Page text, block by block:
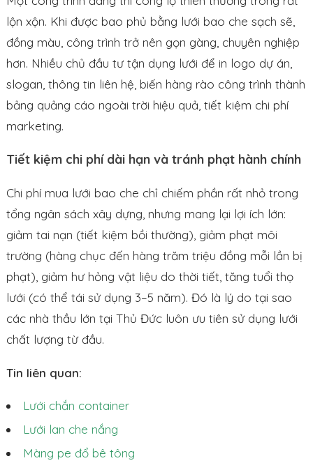
lộn xộn. Khi được bao phủ bằng lưới bao che sạch sẽ,
đồng màu, công trình trở nên gọn gàng, chuyên nghiệp
hơn. Nhiều chủ đầu tư tận dụng lưới để in logo dự án,
slogan, thông tin liên hệ, biến hàng rào công trình thành
bảng quảng cáo ngoài trời hiệu quả, tiết kiệm chi phí
marketing.
Tiết kiệm chi phí dài hạn và tránh phạt hành chính
Chi phí mua lưới bao che chỉ chiếm phần rất nhỏ trong
tổng ngân sách xây dựng, nhưng mang lại lợi ích lớn:
giảm tai nạn (tiết kiệm bồi thường), giảm phạt môi
trường (hàng chục đến hàng trăm triệu đồng mỗi lần bị
phạt), giảm hư hỏng vật liệu do thời tiết, tăng tuổi thọ
lưới (có thể tái sử dụng 3–5 năm). Đó là lý do tại sao
các nhà thầu lớn tại Thủ Đức luôn ưu tiên sử dụng lưới
chất lượng từ đầu.
Tin liên quan:
Lưới chắn container
Lưới lan che nắng
Màng pe đổ bê tông